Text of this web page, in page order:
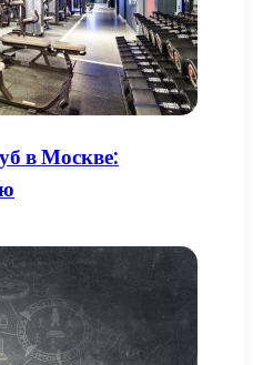
в Москве: